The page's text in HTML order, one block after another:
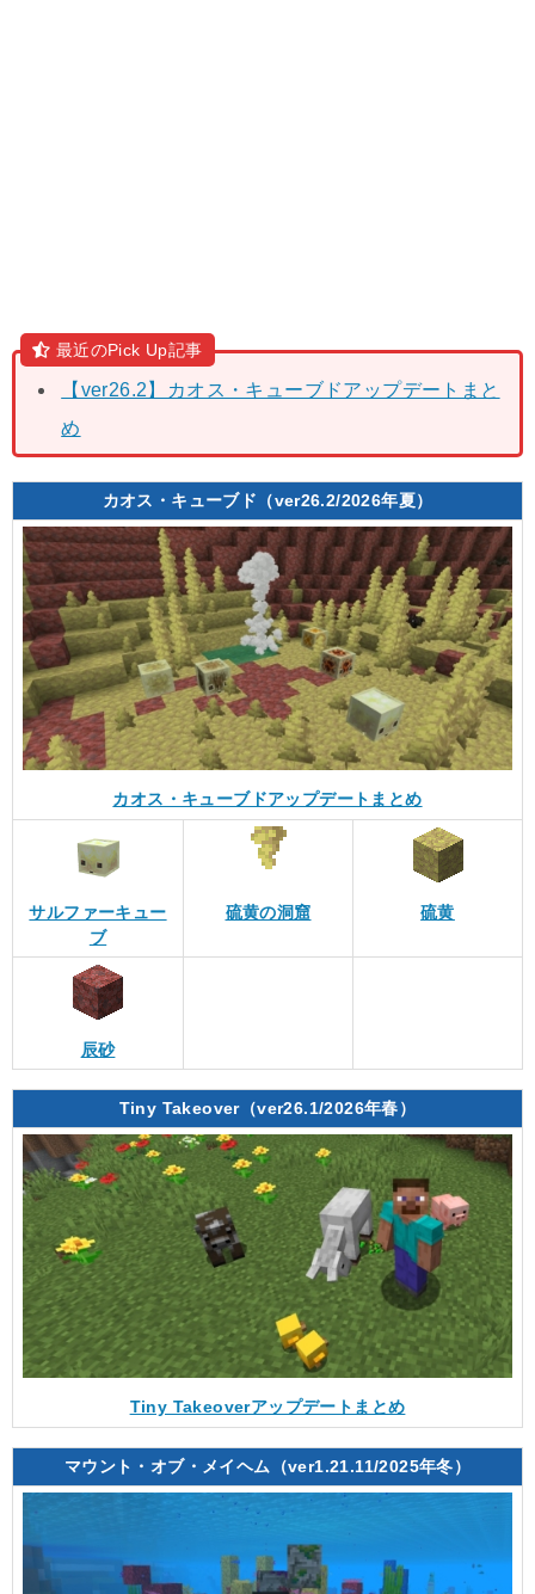
最近のPick Up記事
【ver26.2】カオス・キューブドアップデートまと
め
カオス・キューブド（ver26.2/2026年夏）
カオス・キューブドアップデートまとめ
サルファーキュー
ブ
硫黄の洞窟 硫黄
辰砂
Tiny Takeover（ver26.1/2026年春）
Tiny Takeoverアップデートまとめ
マウント・オブ・メイヘム（ver1.21.11/2025年冬）